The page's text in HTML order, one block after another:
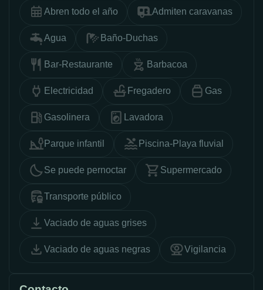
Abren todo el año Admiten caravanas
Agua Baño-Duchas
Bar-Restaurante Barbacoa
Electricidad Fregadero Gas
Gasolinera Lavadora
Parque infantil Piscina-Playa fluvial
Se puede pernoctar Supermercado
Transporte público
Vaciado de aguas grises
Vaciado de aguas negras Vigilancia